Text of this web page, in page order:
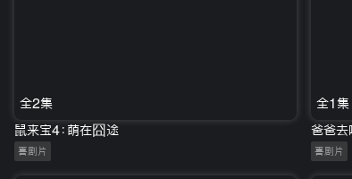
全2集
鼠来宝4：萌在囧途
喜剧片
全1集
爸爸去
喜剧片